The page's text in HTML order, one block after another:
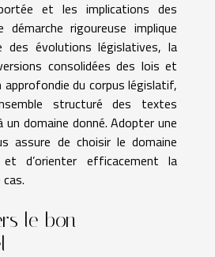
et les implications des
démarche rigoureuse implique
des évolutions législatives, la
consolidées des lois et
approfondie du corpus législatif,
structuré des textes
un domaine donné. Adopter une
assure de choisir le domaine
et d’orienter efficacement la
le bon